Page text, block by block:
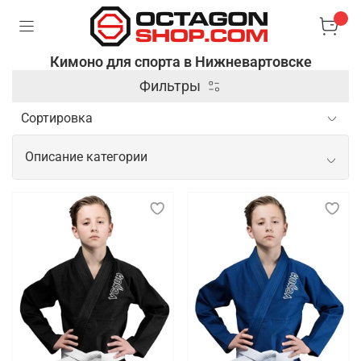
Кимоно для спорта в Нижневартовске
Фильтры
Описание категории
Спортивное кимоно для тренировок и
показательных выступлений
Спортивное кимоно — это специальная одежда,
используемая в боевых искусствах и
единоборствах, таких как дзюдо, карате, айкидо и
бразильское джиу-джитсу. Оно изготавливается из
плотной и прочной ткани, которая выдерживает
интенсивные нагрузки и частые захваты,